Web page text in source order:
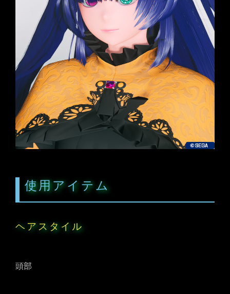
使用アイテム
ヘアスタイル
頭部